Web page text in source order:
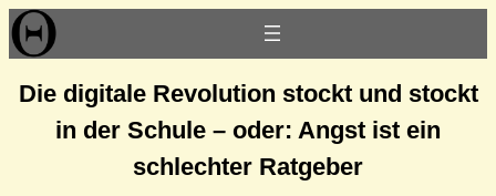
Zum
Inhalt
Die digitale Revolution stockt und stockt
in der Schule – oder: Angst ist ein
schlechter Ratgeber